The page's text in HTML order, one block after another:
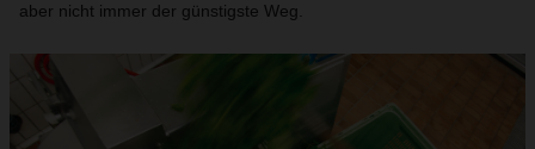
aber nicht immer der günstigste Weg.